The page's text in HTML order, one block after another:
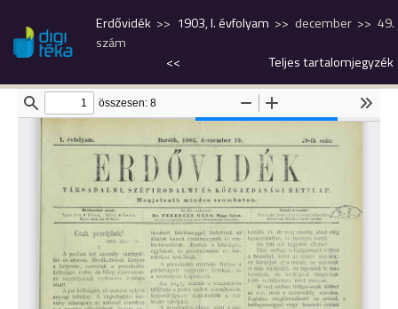
Erdővidék 1903, I. évfolyam december
49.
szám
<<
Teljes tartalomjegyzék